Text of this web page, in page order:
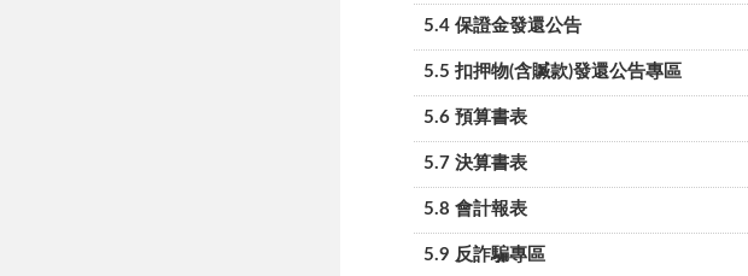
5.4 保證金發還公告
5.5 扣押物(含贓款)發還公告專區
5.6 預算書表
5.7 決算書表
5.8 會計報表
5.9 反詐騙專區